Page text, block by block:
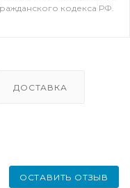
кодекса РФ.
ДОСТАВКА
ОСТАВИТЬ ОТЗЫВ